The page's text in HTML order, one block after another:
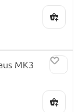
MK3